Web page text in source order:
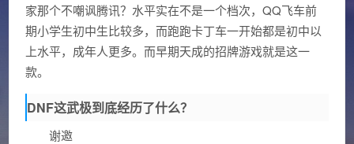
家那个不嘲讽腾讯？水平实在不是一个档次，QQ飞车前
期小学生初中生比较多，而跑跑卡丁车一开始都是初中以
上水平，成年人更多。而早期天成的招牌游戏就是这一
款。
DNF这武极到底经历了什么？
谢邀